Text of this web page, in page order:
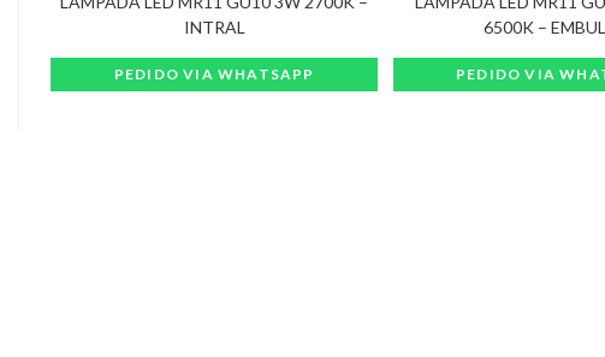
INTRAL
PEDIDO VIA WHATSAPP
6500K –
PEDIDO VIA